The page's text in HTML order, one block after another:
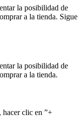
la posibilidad de
a la tienda. Sigue
la posibilidad de
a la tienda.
hacer clic en ”+